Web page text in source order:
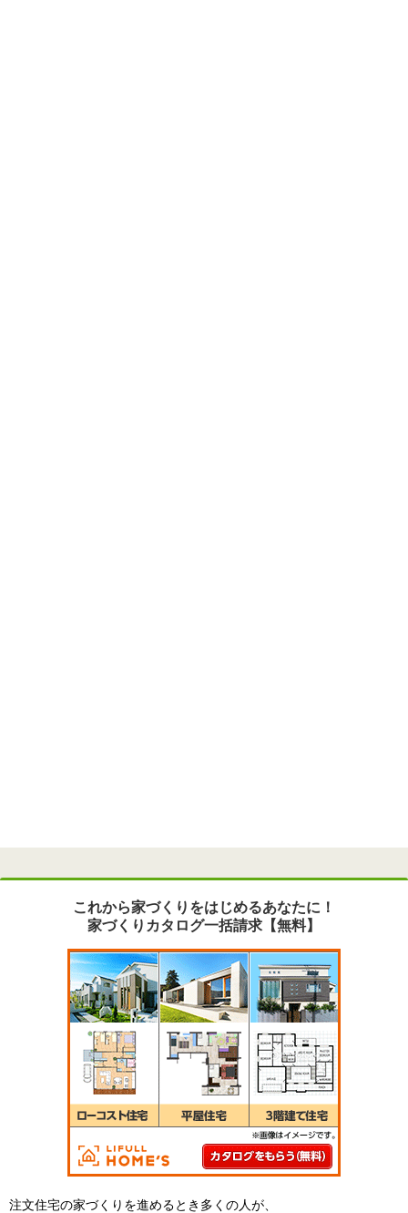
これから家づくりをはじめるあなたに！
家づくりカタログ一括請求【無料】
注文住宅の家づくりを進めるとき多くの人が、